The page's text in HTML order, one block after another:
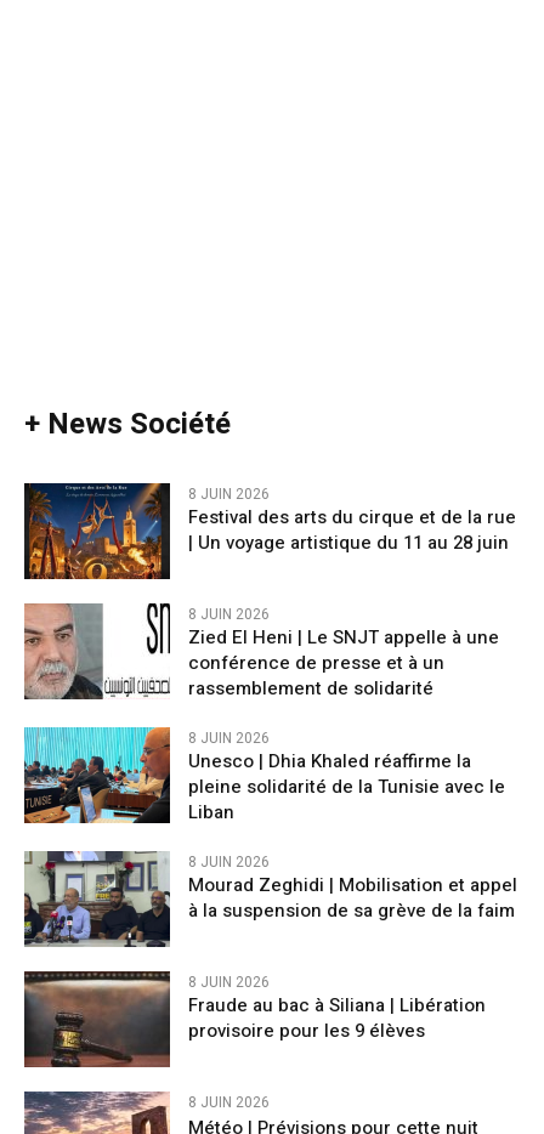
+ News Société
8 JUIN 2026
Festival des arts du cirque et de la rue
| Un voyage artistique du 11 au 28 juin
8 JUIN 2026
Zied El Heni | Le SNJT appelle à une
conférence de presse et à un
rassemblement de solidarité
8 JUIN 2026
Unesco | Dhia Khaled réaffirme la
pleine solidarité de la Tunisie avec le
Liban
8 JUIN 2026
Mourad Zeghidi | Mobilisation et appel
à la suspension de sa grève de la faim
8 JUIN 2026
Fraude au bac à Siliana | Libération
provisoire pour les 9 élèves
8 JUIN 2026
Météo | Prévisions pour cette nuit